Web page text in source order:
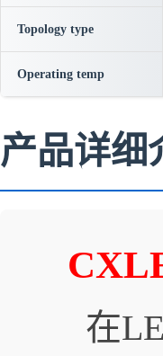
Topology type
Operating temp
产品详细
在